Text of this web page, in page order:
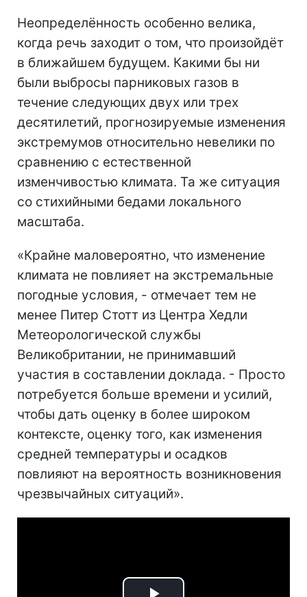
Неопределённость особенно велика,
когда речь заходит о том, что произойдёт
в ближайшем будущем. Какими бы ни
были выбросы парниковых газов в
течение следующих двух или трех
десятилетий, прогнозируемые изменения
экстремумов относительно невелики по
сравнению с естественной
изменчивостью климата. Та же ситуация
со стихийными бедами локального
масштаба.
«Крайне маловероятно, что изменение
климата не повлияет на экстремальные
погодные условия, - отмечает тем не
менее Питер Стотт из Центра Хедли
Метеорологической службы
Великобритании, не принимавший
участия в составлении доклада. - Просто
потребуется больше времени и усилий,
чтобы дать оценку в более широком
контексте, оценку того, как изменения
средней температуры и осадков
повлияют на вероятность возникновения
чрезвычайных ситуаций».